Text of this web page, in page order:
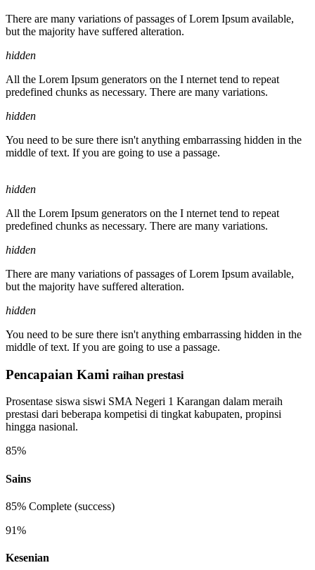
There are many variations of passages of Lorem Ipsum available,
but the majority have suffered alteration.
hidden
All the Lorem Ipsum generators on the I nternet tend to repeat
predefined chunks as necessary. There are many variations.
hidden
You need to be sure there isn't anything embarrassing hidden in the
middle of text. If you are going to use a passage.
hidden
All the Lorem Ipsum generators on the I nternet tend to repeat
predefined chunks as necessary. There are many variations.
hidden
There are many variations of passages of Lorem Ipsum available,
but the majority have suffered alteration.
hidden
You need to be sure there isn't anything embarrassing hidden in the
middle of text. If you are going to use a passage.
Pencapaian Kami raihan prestasi
Prosentase siswa siswi SMA Negeri 1 Karangan dalam meraih
prestasi dari beberapa kompetisi di tingkat kabupaten, propinsi
hingga nasional.
85%
Sains
85% Complete (success)
91%
Kesenian